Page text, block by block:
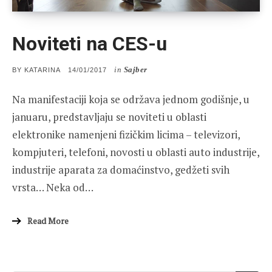
Noviteti na CES-u
BY KATARINA
POSTED
14/01/2017 in Sajber
Na manifestaciji koja se održava jednom godišnje, u
januaru, predstavljaju se noviteti u oblasti
elektronike namenjeni fizičkim licima – televizori,
kompjuteri, telefoni, novosti u oblasti auto industrije,
industrije aparata za domaćinstvo, gedžeti svih
vrsta… Neka od…
Read More